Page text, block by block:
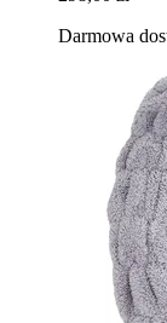
Darmowa